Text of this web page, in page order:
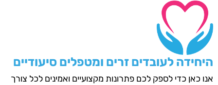
היחידה לעובדים זרים ומטפלים סיעודיים
אנו כאן כדי לספק לכם פתרונות מקצועיים ואמינים לכל צורך